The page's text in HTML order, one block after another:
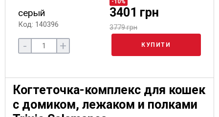
серый
Код: 140396
-10%
3401 грн
3779 грн
- + КУПИТИ
Когтеточка-комплекс для кошек
с домиком, лежаком и полками